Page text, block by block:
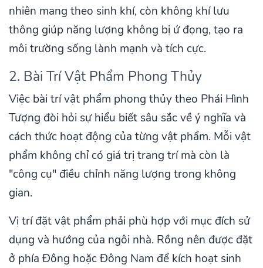
nhiên mang theo sinh khí, còn không khí lưu
thông giúp năng lượng không bị ứ đọng, tạo ra
môi trường sống lành mạnh và tích cực.
2. Bài Trí Vật Phẩm Phong Thủy
Việc bài trí vật phẩm phong thủy theo Phái Hình
Tượng đòi hỏi sự hiểu biết sâu sắc về ý nghĩa và
cách thức hoạt động của từng vật phẩm. Mỗi vật
phẩm không chỉ có giá trị trang trí mà còn là
"công cụ" điều chỉnh năng lượng trong không
gian.
Vị trí đặt vật phẩm phải phù hợp với mục đích sử
dụng và hướng của ngôi nhà. Rồng nên được đặt
ở phía Đông hoặc Đông Nam để kích hoạt sinh